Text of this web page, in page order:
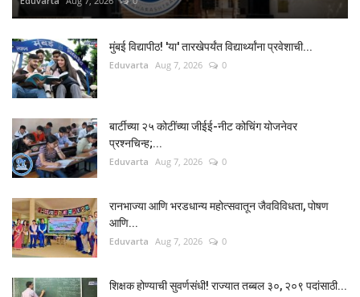
मुंबई विद्यापीठ! 'या' तारखेपर्यंत विद्यार्थ्यांना प्रवेशाची...
Eduvarta Aug 7, 2026 0
बार्टीच्या २५ कोटींच्या जीईई-नीट कोचिंग योजनेवर
प्रश्नचिन्ह;...
Eduvarta Aug 7, 2026 0
रानभाज्या आणि भरडधान्य महोत्सवातून जैवविविधता, पोषण
आणि...
Eduvarta Aug 7, 2026 0
शिक्षक होण्याची सुवर्णसंधी! राज्यात तब्बल ३०, २०९ पदांसाठी...